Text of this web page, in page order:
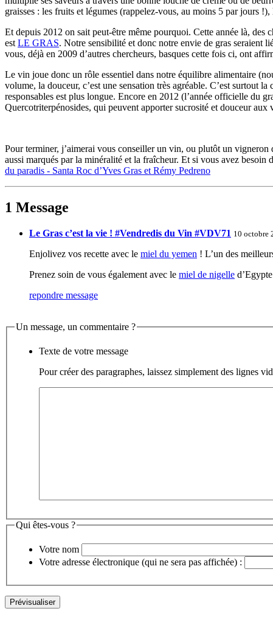
graisses : les fruits et légumes (rappelez-vous, au moins 5 par jours
Et depuis 2012 on sait peut-être même pourquoi. Cette année là, des
estLE GRAS. Notre sensibilité et donc notre envie de gras seraient
vous, déjà en 2009 d’autres chercheurs, basques cette fois ci, ont
Le vin joue donc un rôle essentiel dans notre équilibre alimentaire
volume, la douceur, c’est une sensation très agréable. C’est surtout
responsables est plus longue. Encore en 2012 (l’année officielle du
Quercotriterpénosides, qui peuvent apporter sucrosité et douceur aux
Pour terminer, j’aimerai vous conseiller un vin, ou plutôt un
aussi marqués par la minéralité et la fraîcheur. Et si vous avez
du paradis - Santa Roc d’Yves Gras et Rémy Pedreno
1 Message
Le Gras c’est la vie ! #Vendredis du Vin #VDV71 10 octobre
Enjolivez vos recette avec le miel du yemen ! L’un des
Prenez soin de vous également avec le miel de nigelle
repondre message
Un message, un commentaire ?
Texte de votre message
Pour créer des paragraphes, laissez simplement des lignes
Qui êtes-vous ?
Votre nom
Votre adresse électronique (qui ne sera pas affichée) :